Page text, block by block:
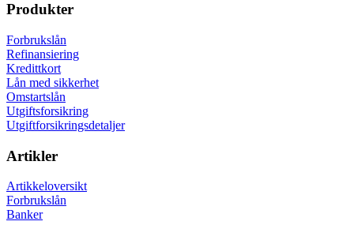
Produkter
Forbrukslån
Refinansiering
Kredittkort
Lån med sikkerhet
Omstartslån
Utgiftsforsikring
Utgiftforsikringsdetaljer
Artikler
Artikkeloversikt
Forbrukslån
Banker